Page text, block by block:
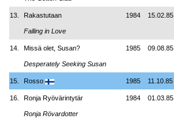
13. Rakastutaan
Falling in Love
1984 15.02.85
14. Missä olet, Susan?
Desperately Seeking Susan
1985 09.08.85
15. Rosso 1985 11.10.85
16. Ronja Ryövärintytär
Ronja Rövardotter
1984 01.03.85